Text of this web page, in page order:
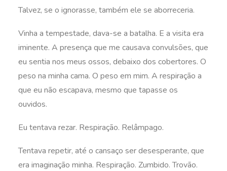
Talvez, se o ignorasse, também ele se aborreceria.
Vinha a tempestade, dava-se a batalha. E a visita era
iminente. A presença que me causava convulsões, que
eu sentia nos meus ossos, debaixo dos cobertores. O
peso na minha cama. O peso em mim. A respiração a
que eu não escapava, mesmo que tapasse os
ouvidos.
Eu tentava rezar. Respiração. Relâmpago.
Tentava repetir, até o cansaço ser desesperante, que
era imaginação minha. Respiração. Zumbido. Trovão.